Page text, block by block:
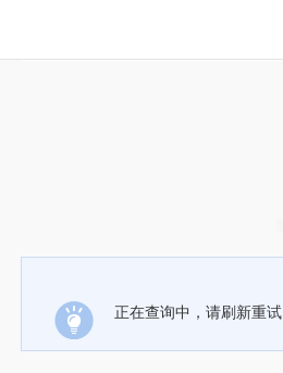
正在查询中，请刷新重试